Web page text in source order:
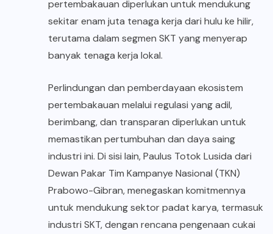
pertembakauan diperlukan untuk mendukung
sekitar enam juta tenaga kerja dari hulu ke hilir,
terutama dalam segmen SKT yang menyerap
banyak tenaga kerja lokal.
Perlindungan dan pemberdayaan ekosistem
pertembakauan melalui regulasi yang adil,
berimbang, dan transparan diperlukan untuk
memastikan pertumbuhan dan daya saing
industri ini. Di sisi lain, Paulus Totok Lusida dari
Dewan Pakar Tim Kampanye Nasional (TKN)
Prabowo-Gibran, menegaskan komitmennya
untuk mendukung sektor padat karya, termasuk
industri SKT, dengan rencana pengenaan cukai